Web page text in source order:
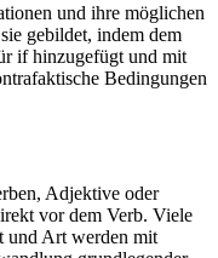
und ihre möglichen
gebildet, indem dem
if hinzugefügt und mit
Bedingungen
Adjektive oder
vor dem Verb. Viele
und Art werden mit